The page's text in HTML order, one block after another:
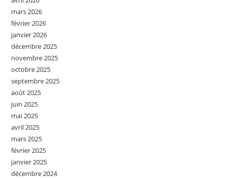
mars 2026
février 2026
janvier 2026
décembre 2025
novembre 2025
octobre 2025
septembre 2025
août 2025
juin 2025
mai 2025
avril 2025
mars 2025
février 2025
janvier 2025
décembre 2024